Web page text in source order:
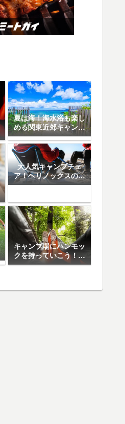
夏は海！海水浴も楽し
める関東近郊キャンプ
場10選
大人気キャンプチェ
ア！ヘリノックスの魅
力と人気の5モデル徹
キャンプ場にハンモッ
クを持っていこう！お
すすめハンモック5選